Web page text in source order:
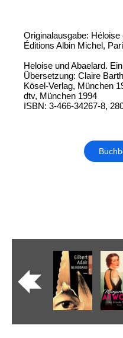
Originalausgabe: Héloise
Éditions Albin Michel,
Heloise und Abaelard.
Übersetzung: Claire
Kösel-Verlag, München
dtv, München 1994
ISBN: 3-466-34267-8,